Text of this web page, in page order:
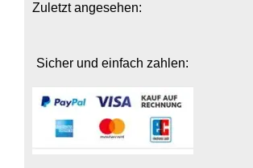
Zuletzt angesehen:
Sicher und einfach zahlen: